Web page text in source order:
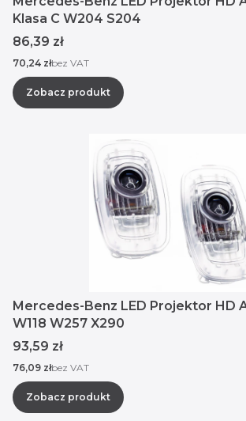
Klasa C W204 S204
Cena
86,39 zł
Cena
70,24 złbez VAT
Zobacz produkt
Mercedes-Benz LED Projektor HD
W118 W257 X290
Cena
93,59 zł
Cena
76,09 złbez VAT
Zobacz produkt